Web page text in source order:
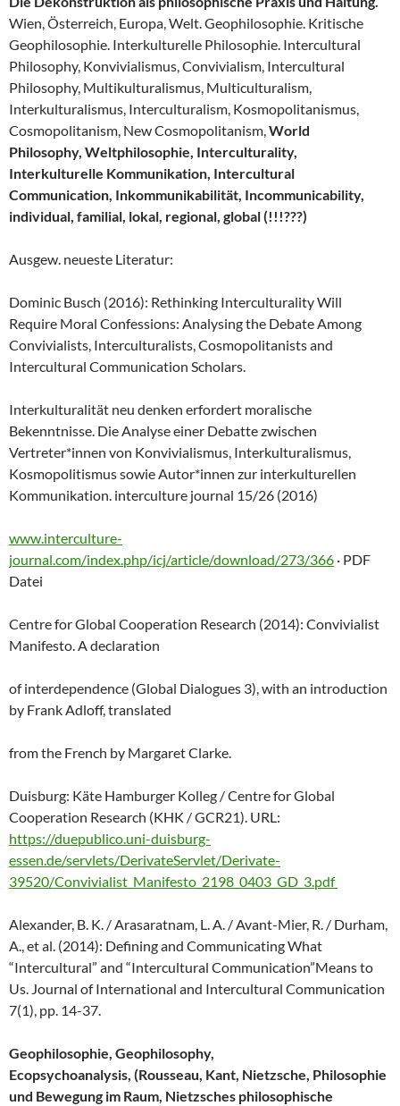
Wien, Österreich, Europa, Welt. Geophilosophie. Kritische
Geophilosophie. Interkulturelle Philosophie. Intercultural
Philosophy, Konvivialismus, Convivialism, Intercultural
Philosophy, Multikulturalismus, Multiculturalism,
Interkulturalismus, Interculturalism, Kosmopolitanismus,
Cosmopolitanism, New Cosmopolitanism,World
Philosophy, Weltphilosophie, Interculturality,
Interkulturelle Kommunikation, Intercultural
Communication, Inkommunikabilität, Incommunicability,
individual, familial, lokal, regional, global (!!!???)
Ausgew. neueste Literatur:
Dominic Busch (2016): Rethinking Interculturality Will
Require Moral Confessions: Analysing the Debate Among
Convivialists, Interculturalists, Cosmopolitanists and
Intercultural Communication Scholars.
Interkulturalität neu denken erfordert moralische
Bekenntnisse. Die Analyse einer Debatte zwischen
Vertreter*innen von Konvivialismus, Interkulturalismus,
Kosmopolitismus sowie Autor*innen zur interkulturellen
Kommunikation. interculture journal 15/26 (2016)
www.interculture-
journal.com/index.php/icj/article/download/273/366 · PDF
Datei
Centre for Global Cooperation Research (2014): Convivialist
Manifesto. A declaration
of interdependence (Global Dialogues 3), with an introduction
by Frank Adloff, translated
from the French by Margaret Clarke.
Duisburg: Käte Hamburger Kolleg / Centre for Global
Cooperation Research (KHK / GCR21). URL:
https://duepublico.uni-duisburg-
essen.de/servlets/DerivateServlet/Derivate-
39520/Convivialist_Manifesto_2198_0403_GD_3.pdf
Alexander, B. K. / Arasaratnam, L. A. / Avant-Mier, R. / Durham,
A., et al. (2014): Defining and Communicating What
“Intercultural” and “Intercultural Communication”Means to
Us. Journal of International and Intercultural Communication
7(1), pp. 14-37.
Geophilosophie, Geophilosophy,
Ecopsychoanalysis, (Rousseau, Kant, Nietzsche, Philosophie
und Bewegung im Raum, Nietzsches philosophische